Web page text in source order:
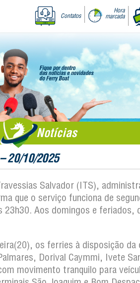
Contatos
Hora
marcada
Notícias
20/10/2025
Salvador (ITS),
que o serviço funciona de
23h30. Aos domingos e feriados,
os ferries à disposição da
Dorival Caymmi, Ivete
movimento tranquilo para